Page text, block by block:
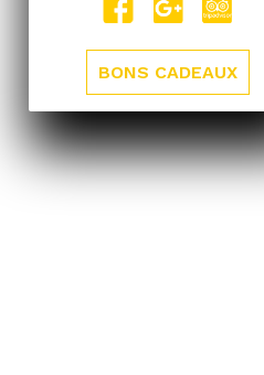
BONS CADEAUX